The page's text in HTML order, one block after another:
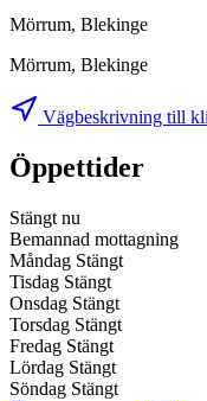
Mörrum, Blekinge
Mörrum, Blekinge
Vägbeskrivning till
Öppettider
Stängt nu
Bemannad mottagning
Måndag Stängt
Tisdag Stängt
Onsdag Stängt
Torsdag Stängt
Fredag Stängt
Lördag Stängt
Söndag Stängt